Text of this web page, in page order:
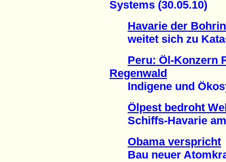
Systems (30.05.10)
Havarie der
weitet sich zu
Peru: Öl-Konzern
Regenwald
Indigene und
Ölpest bedroht
Schiffs-Havarie am
Obama verspricht
Bau neuer